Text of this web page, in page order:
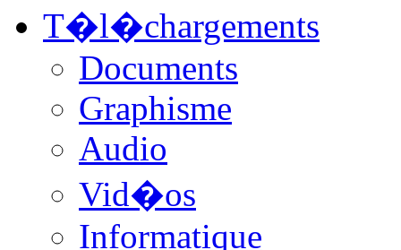
T�l�chargements
Documents
Graphisme
Audio
Vid�os
Informatique